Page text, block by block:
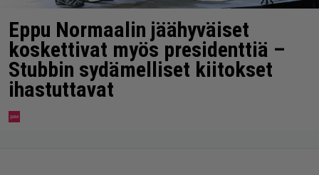
Eppu Normaalin jäähyväiset
koskettivat myös presidenttiä –
Stubbin sydämelliset kiitokset
ihastuttavat